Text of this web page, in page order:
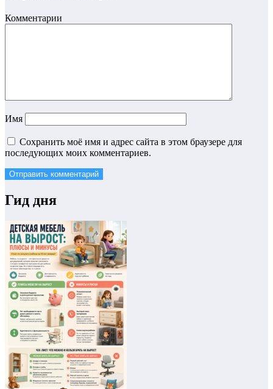
Комментарии
Имя
Сохранить моё имя и адрес сайта в этом браузере для
последующих моих комментариев.
Гид дня